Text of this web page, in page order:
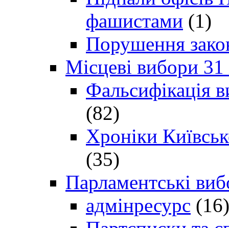
фашистами (1)
Порушення
Місцеві вибори
Фальсифікація
(82)
Хроніки
(35)
Парламентські
адмінресурс (16)